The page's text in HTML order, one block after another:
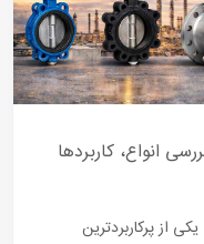
انواع، کاربردها
از پرکاربردترین